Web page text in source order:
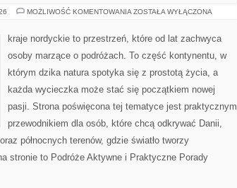
MOŻLIWOŚĆ KOMENTOWANIA PRAKTYCZNE
ZOSTAŁA WYŁĄCZONA
kraje nordyckie to przestrzeń, które od lat zachwyca
osoby marzące o podróżach. To część kontynentu, w
którym dzika natura spotyka się z prostotą życia, a
każda wycieczka może stać się początkiem nowej
pasji. Strona poświęcona tej tematyce jest praktycznym
przewodnikiem dla osób, które chcą odkrywać Danii,
północnych terenów, gdzie światło tworzy
stronie to Podróże Aktywne i Praktyczne Porady